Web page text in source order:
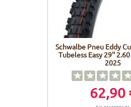
Schwalbe Pneu Eddy
Tubeless Easy 29''
2025
62,90